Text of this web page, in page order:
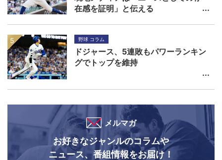
在感を証明」と伝える
野球 コラム
ドジャース、5連敗もパワーランキン
グでトップを維持
メルマガ
お好きなジャンルのコラムや
ニュース、番組情報をお届け！